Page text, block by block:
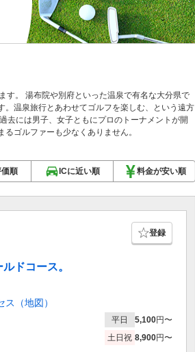
す。 湯布院や別府といった温泉で有名な大分県で
温泉旅行とあわせてゴルフを楽しむ、という遠方
去には男子、女子ともにプロのトーナメントが開
ゴルファーも少なくありません。
順 ICに近い順 料金が安い順
登録
ルドコース。
ス（地図）
平日 5,100円〜
土日祝 8,900円〜